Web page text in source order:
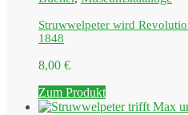
Struwwelpeter wird
1848
8,00 €
Zum Produkt